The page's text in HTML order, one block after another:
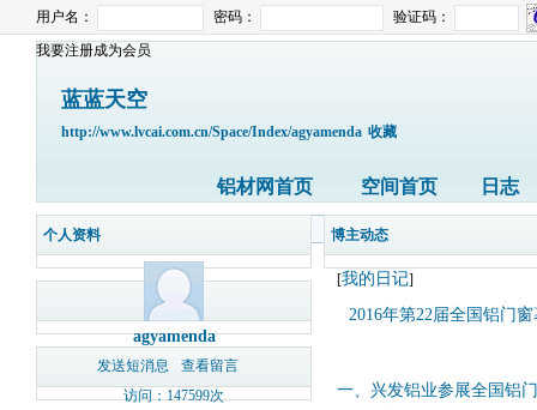
用户名： 密码：
验证码：
我要注册成为会员
蓝蓝天空
http://www.lvcai.com.cn/Space/Index/agyamenda 收藏
铝材网首页 空间首页 日志
个人资料
agyamenda
发送短消息
查看留言
访问：147599次
博主动态
[我的日记]
2016年第22届全国铝门
一、兴发铝业参展全国铝